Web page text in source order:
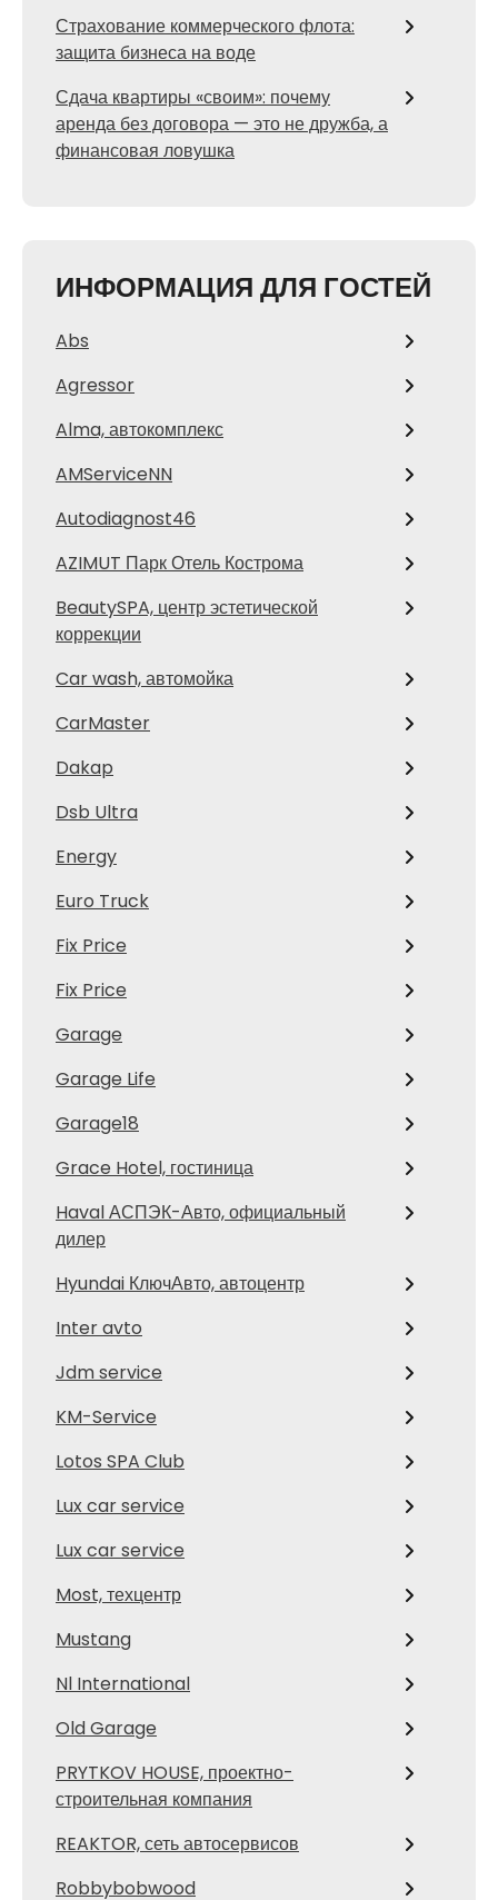
Страхование коммерческого флота:
защита бизнеса на воде
Сдача квартиры «своим»: почему
аренда без договора — это не дружба, а
финансовая ловушка
ИНФОРМАЦИЯ ДЛЯ ГОСТЕЙ
Abs
Agressor
Alma, автокомплекс
AMServiceNN
Autodiagnost46
AZIMUT Парк Отель Кострома
BeautySPA, центр эстетической
коррекции
Car wash, автомойка
CarMaster
Dakap
Dsb Ultra
Energy
Euro Truck
Fix Price
Fix Price
Garage
Garage Life
Garage18
Grace Hotel, гостиница
Haval АСПЭК-Авто, официальный
дилер
Hyundai КлючАвто, автоцентр
Inter avto
Jdm service
KM-Service
Lotos SPA Club
Lux car service
Lux car service
Most, техцентр
Mustang
Nl International
Old Garage
PRYTKOV HOUSE, проектно-
строительная компания
REAKTOR, сеть автосервисов
Robbybobwood